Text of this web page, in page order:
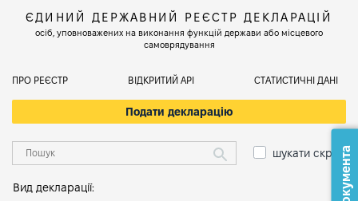
ЄДИНИЙ ДЕРЖАВНИЙ РЕЄСТР ДЕКЛАРАЦІЙ
осіб, уповноважених на виконання функцій держави або місцевого
самоврядування
ПРО РЕЄСТР ВІДКРИТИЙ АРІ СТАТИСТИЧНІ ДАНІ
Подати декларацію
шукати скрізь
Вид декларації: